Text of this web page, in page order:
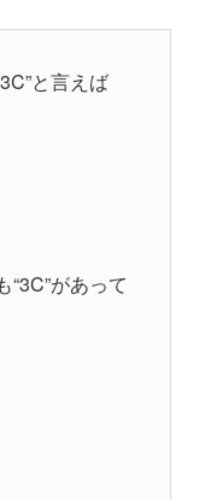
と言えば
があって